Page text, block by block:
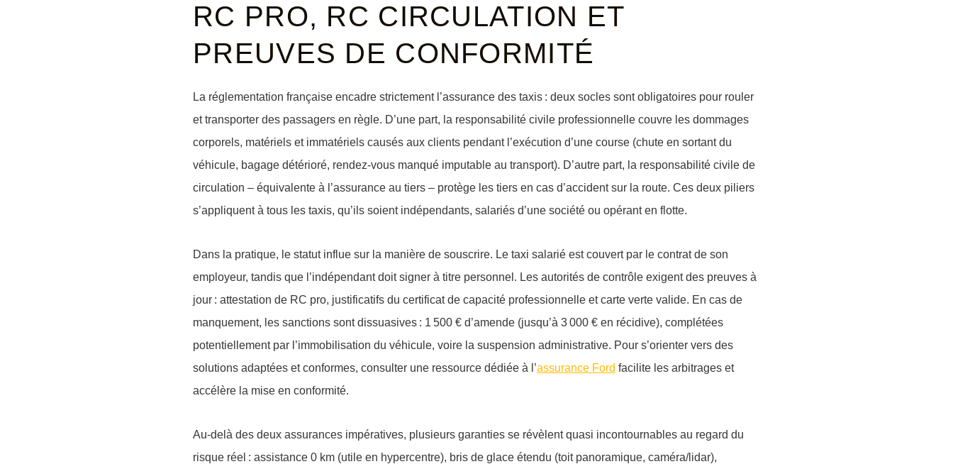
RC PRO, RC CIRCULATION ET
PREUVES DE CONFORMITÉ
La réglementation française encadre strictement l’assurance des taxis : deux socles sontobligatoires pour rouler
et transporter des passagers en règle. D’une part, la responsabilité civile professionnelle couvre les dommages
corporels, matériels et immatériels causés aux clients pendant l’exécution d’une course (chute en sortant du
véhicule, bagage détérioré, rendez-vous manqué imputable au transport). D’autre part, la responsabilité civile de
circulation – équivalente à l’assurance au tiers – protège les tiers en cas d’accident sur la route. Ces deux piliers
s’appliquent à tous les taxis, qu’ils soient indépendants, salariés d’une société ou opérant en flotte.
Dans la pratique, le statut influe sur la manière de souscrire. Le taxi salarié est couvert par le contrat de son
employeur, tandis que l’indépendantdoit signer à titre personnel. Les autorités de contrôle exigent des preuves à
jour : attestation de RC pro, justificatifs du certificat de capacité professionnelle et carte verte valide. En cas de
manquement, les sanctions sont dissuasives : 1 500 € d’amende (jusqu’à 3 000 € en récidive), complétées
potentiellement par l’immobilisation du véhicule, voire la suspension administrative. Pour s’orienter vers des
solutions adaptées et conformes, consulter une ressource dédiée à l’assurance Ford facilite les arbitrages et
accélère la mise en conformité.
Au-delà des deux assurances impératives, plusieurs garanties se révèlent quasi incontournables au regard du
risque réel : assistance 0 km (utile en hypercentre), bris de glace étendu (toit panoramique, caméra/lidar),